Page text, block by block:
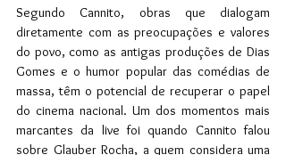
Segundo Cannito, obras que dialogam
diretamente com as preocupações e valores
do povo, como as antigas produções de Dias
Gomes e o humor popular das comédias de
massa, têm o potencial de recuperar o papel
do cinema nacional. Um dos momentos mais
marcantes da live foi quando Cannito falou
sobre Glauber Rocha, a quem considera uma